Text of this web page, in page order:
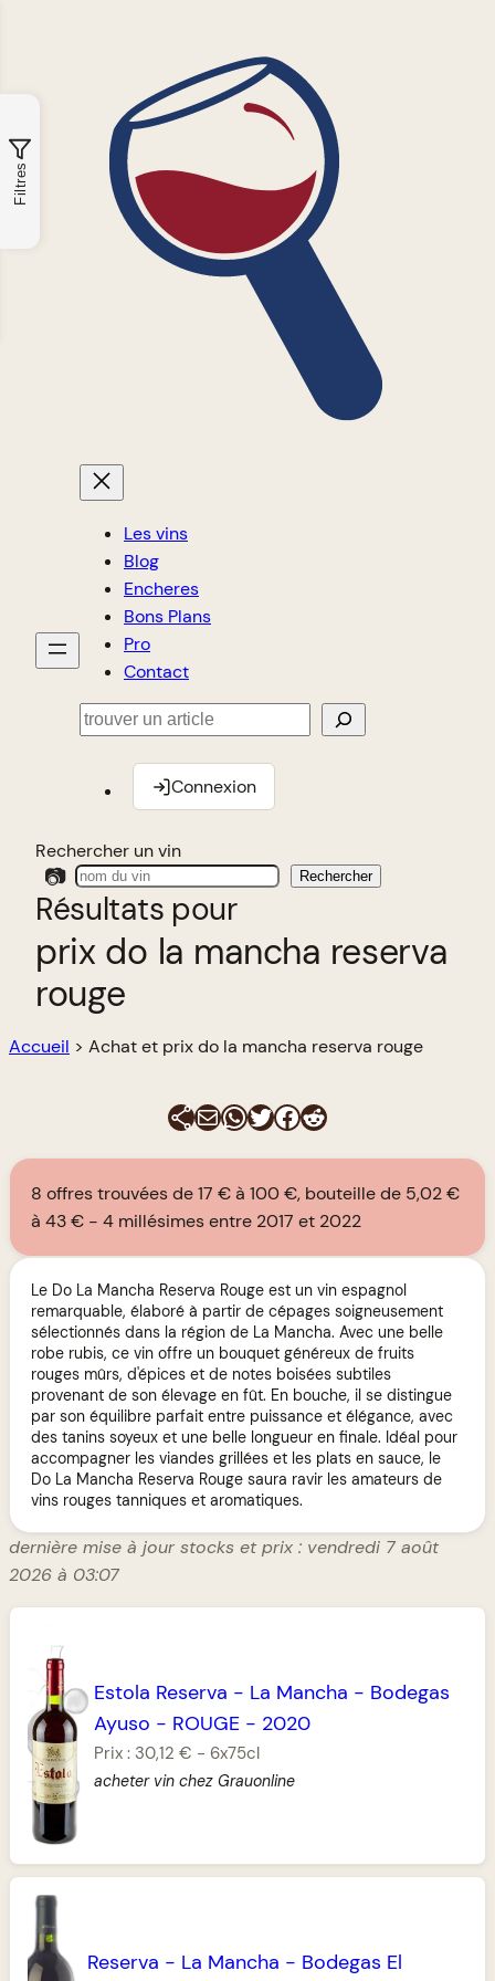
Les vins
Blog
Encheres
Bons Plans
Pro
Contact
Rechercher
Connexion
Rechercher un vin
📷 Rechercher
Résultats pour
prix do la mancha reserva
rouge
Accueil > Achat et prix do la mancha reserva rouge
E-mailWhatsApp
Twitter
Facebook
Reddit
8 offres trouvées de 17 € à 100 €, bouteille de 5,02 €
à 43 €
4 millésimes entre 2017 et 2022
Le Do La Mancha Reserva Rouge est un vin espagnol
remarquable, élaboré à partir de cépages soigneusement
sélectionnés dans la région de La Mancha. Avec une belle
robe rubis, ce vin offre un bouquet généreux de fruits
rouges mûrs, d'épices et de notes boisées subtiles
provenant de son élevage en fût. En bouche, il se distingue
par son équilibre parfait entre puissance et élégance, avec
des tanins soyeux et une belle longueur en finale. Idéal pour
accompagner les viandes grillées et les plats en sauce, le
Do La Mancha Reserva Rouge saura ravir les amateurs de
vins rouges tanniques et aromatiques.
dernière mise à jour stocks et prix : vendredi 7 août
2026 à 03:07
Estola Reserva - La Mancha - Bodegas
Ayuso - ROUGE- 2020
Prix : 30,12 € - 6x75cl
acheter vin chez Grauonline
Reserva - La Mancha - Bodegas El
Filtres